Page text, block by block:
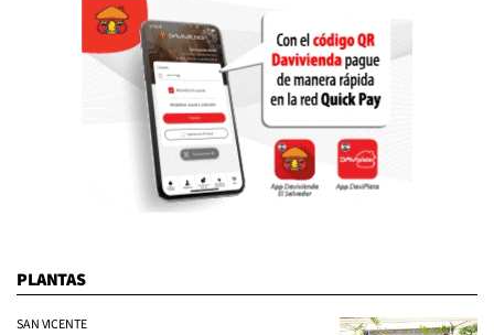
PLANTAS
SAN VICENTE